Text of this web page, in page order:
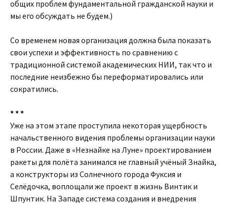
общих проблем фундаментальной гражданской науки и
мы его обсуждать не будем.)
Со временем новая организация должна была показать
свои успехи и эффективность по сравнению с
традиционной системой академических НИИ, так что и
последние неизбежно бы переформатировались или
сократились.
* * *
Уже на этом этапе проступила некоторая ущербность
начальственного видения проблемы организации науки
в России. Даже в «Незнайке на Луне» проектированием
ракеты для полёта занимался не главный учёный Знайка,
а конструкторы из Солнечного города Фуксия и
Селёдочка, воплощали же проект в жизнь Винтик и
Шпунтик. На Западе система создания и внедрения